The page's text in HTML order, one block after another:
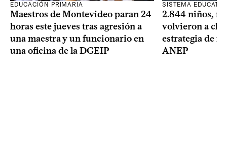
EDUCACIÓN PRIMARIA
Maestros de Montevideo paran 24
horas este jueves tras agresión a
una maestra y un funcionario en
una oficina de la DGEIP
SISTEMA
2.844 niños,
volvieron a
estrategia de
ANEP